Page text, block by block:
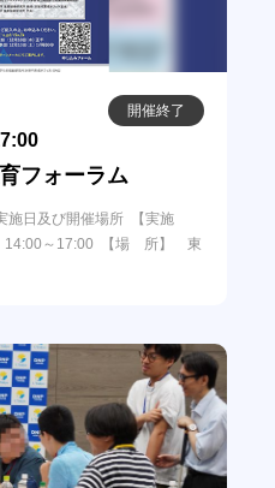
開催終了
フォーラム
施日及び開催場所 【実施
14:00～17:00 【場 所】 東